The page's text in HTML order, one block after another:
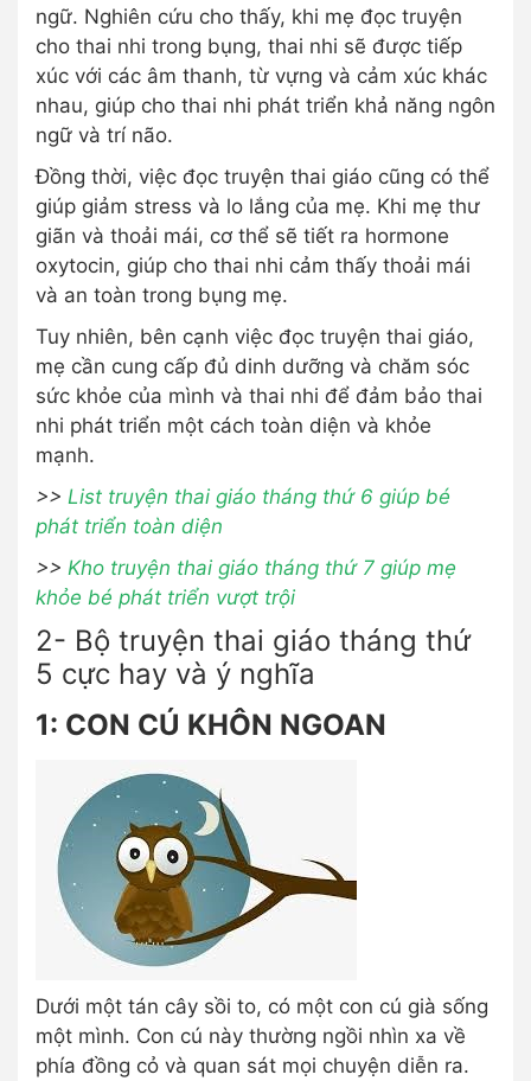
ngữ. Nghiên cứu cho thấy, khi mẹ đọc truyện
cho thai nhi trong bụng, thai nhi sẽ được tiếp
xúc với các âm thanh, từ vựng và cảm xúc khác
nhau, giúp cho thai nhi phát triển khả năng ngôn
ngữ và trí não.
Đồng thời, việc đọc truyện thai giáo cũng có thể
giúp giảm stress và lo lắng của mẹ. Khi mẹ thư
giãn và thoải mái, cơ thể sẽ tiết ra hormone
oxytocin, giúp cho thai nhi cảm thấy thoải mái
và an toàn trong bụng mẹ.
Tuy nhiên, bên cạnh việc đọc truyện thai giáo,
mẹ cần cung cấp đủ dinh dưỡng và chăm sóc
sức khỏe của mình và thai nhi để đảm bảo thai
nhi phát triển một cách toàn diện và khỏe
mạnh.
>> List truyện thai giáo tháng thứ 6 giúp bé
phát triển toàn diện
>> Kho truyện thai giáo tháng thứ 7 giúp mẹ
khỏe bé phát triển vượt trội
2- Bộ truyện thai giáo tháng thứ
5 cực hay và ý nghĩa
1: CON CÚ KHÔN NGOAN
Dưới một tán cây sồi to, có một con cú già sống
một mình. Con cú này thường ngồi nhìn xa về
phía đồng cỏ và quan sát mọi chuyện diễn ra.